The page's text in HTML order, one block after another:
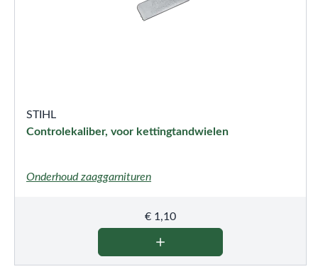
STIHL
Controlekaliber, voor kettingtandwielen
Onderhoud zaaggarnituren
€ 1,10